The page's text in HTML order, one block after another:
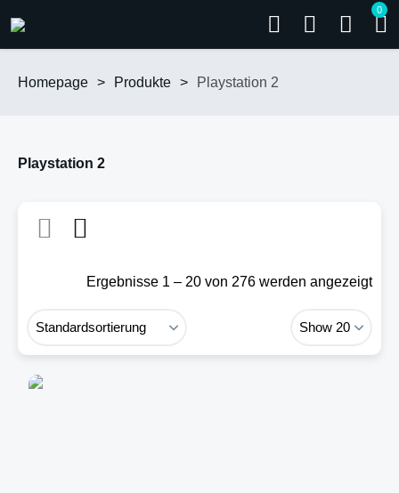
0
Homepage > Produkte > Playstation 2
Playstation 2
Ergebnisse 1 – 20 von 276 werden angezeigt